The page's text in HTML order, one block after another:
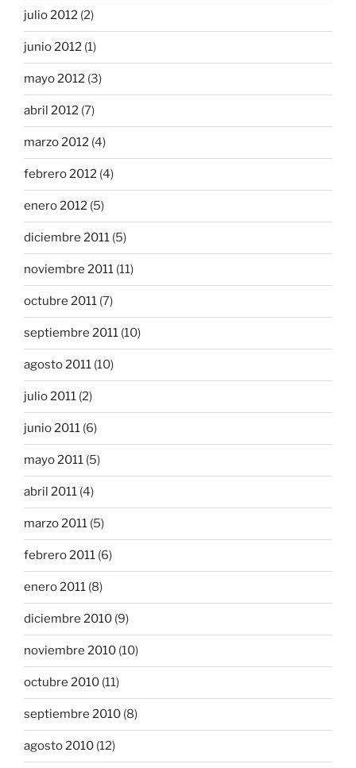
julio 2012 (2)
junio 2012 (1)
mayo 2012 (3)
abril 2012 (7)
marzo 2012 (4)
febrero 2012 (4)
enero 2012 (5)
diciembre 2011 (5)
noviembre 2011 (11)
octubre 2011 (7)
septiembre 2011 (10)
agosto 2011 (10)
julio 2011 (2)
junio 2011 (6)
mayo 2011 (5)
abril 2011 (4)
marzo 2011 (5)
febrero 2011 (6)
enero 2011 (8)
diciembre 2010 (9)
noviembre 2010 (10)
octubre 2010 (11)
septiembre 2010 (8)
agosto 2010 (12)